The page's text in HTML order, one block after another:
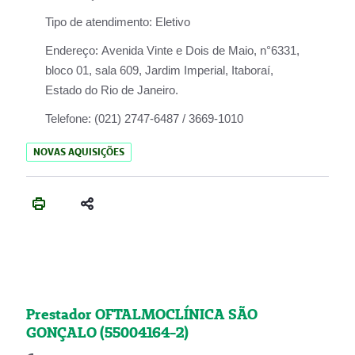
Tipo de atendimento: Eletivo
Endereço: Avenida Vinte e Dois de Maio, n°6331,
bloco 01, sala 609, Jardim Imperial, Itaboraí,
Estado do Rio de Janeiro.
Telefone: (021) 2747-6487 / 3669-1010
NOVAS AQUISIÇÕES
Prestador OFTALMOCLÍNICA SÃO
GONÇALO (55004164-2)